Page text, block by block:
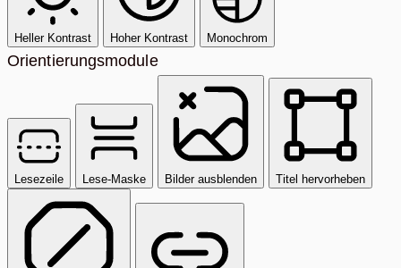
Heller Kontrast Hoher Kontrast Monochrom
Orientierungsmodule
Lesezeile Lese-Maske Bilder ausblenden Titel hervorheben